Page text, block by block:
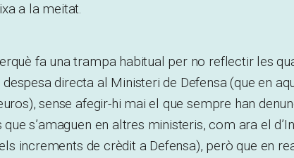
a la meitat.
fa una trampa habitual per no reflectir les
directa al Ministeri de Defensa (que en
sense afegir-hi mai el que sempre han
s’amaguen en altres ministeris, com ara el
increments de crèdit a Defensa), però que en